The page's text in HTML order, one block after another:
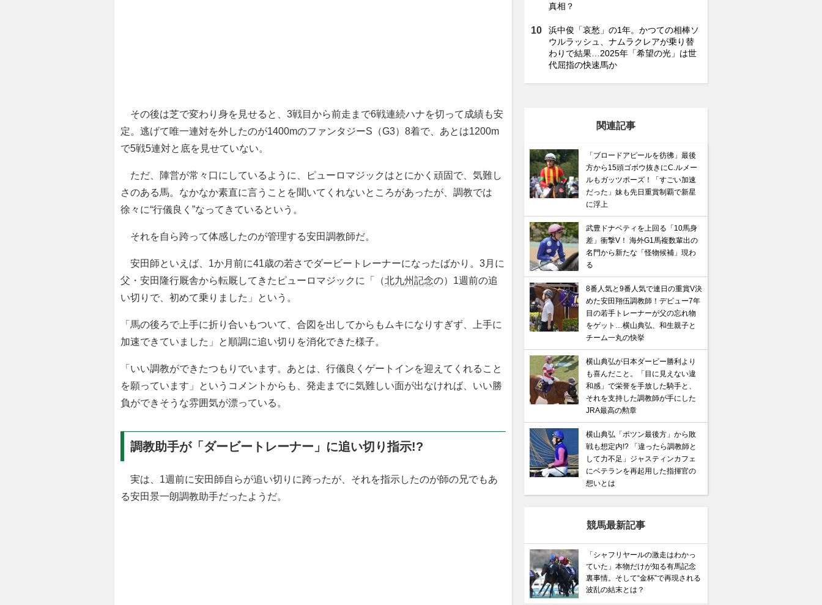
その後は芝で変わり身を見せると、3戦目から前走まで6戦連続ハナを切って成績も安
定。逃げて唯一連対を外したのが1400mのファンタジーS（G3）8着で、あとは1200m
で5戦5連対と底を見せていない。
ただ、陣営が常々口にしているように、ピューロマジックはとにかく頑固で、気難し
さのある馬。なかなか素直に言うことを聞いてくれないところがあったが、調教では
徐々に“行儀良く”なってきているという。
それを自ら跨って体感したのが管理する安田調教師だ。
安田師といえば、1か月前に41歳の若さでダービートレーナーになったばかり。3月に
父・安田隆行厩舎から転厩してきたピューロマジックに「（北九州記念の）1週前の追
い切りで、初めて乗りました」という。
「馬の後ろで上手に折り合いもついて、合図を出してからもムキになりすぎず、上手に
加速できていました」と順調に追い切りを消化できた様子。
「いい調教ができたつもりでいます。あとは、行儀良くゲートインを迎えてくれること
を願っています」というコメントからも、発走までに気難しい面が出なければ、いい勝
負ができそうな雰囲気が漂っている。
調教助手が「ダービートレーナー」に追い切り指示!?
実は、1週前に安田師自らが追い切りに跨ったが、それを指示したのが師の兄でもあ
る安田景一朗調教助手だったようだ。
真相？
浜中俊「哀愁」の1年。かつての相棒ソ
ウルラッシュ、ナムラクレアが乗り替
わりで結果…2025年「希望の光」は世
代屈指の快速馬か
関連記事
「ブロードアピールを彷彿」最後
方から15頭ゴボウ抜きにC.ルメー
ルもガッツポーズ！「すごい加速
だった」妹も先日重賞制覇で新星
に浮上
武豊ドナベティを上回る「10馬身
差」衝撃V！ 海外G1馬複数輩出の
名門から新たな「怪物候補」現わ
る
8番人気と9番人気で連日の重賞V決
めた安田翔伍調教師！デビュー7年
目の若手トレーナーが父の忘れ物
をゲット…横山典弘、和生親子と
チーム一丸の快挙
横山典弘が日本ダービー勝利より
も喜んだこと。「目に見えない違
和感」で栄誉を手放した騎手と、
それを支持した調教師が手にした
JRA最高の勲章
横山典弘「ポツン最後方」から敗
戦も想定内!? 「違ったら調教師と
して力不足」ジャスティンカフェ
にベテランを再起用した指揮官の
想いとは
競馬最新記事
「シャフリヤールの激走はわかっ
ていた」本物だけが知る有馬記念
裏事情。そして“金杯”で再現される
波乱の結末とは？